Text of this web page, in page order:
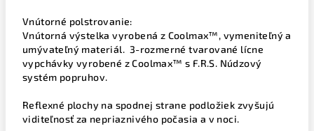
Vnútorné polstrovanie:
Vnútorná výstelka vyrobená z Coolmax™, vymeniteľný a
umývateľný materiál. 3-rozmerné tvarované lícne
vypchávky vyrobené z Coolmax™ s F.R.S. Núdzový
systém popruhov.
Reflexné plochy na spodnej strane podložiek zvyšujú
viditeľnosť za nepriaznivého počasia a v noci.